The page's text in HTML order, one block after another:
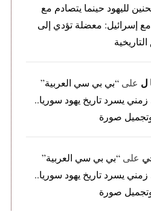
لليهود حينما يتصادم مع
إسرائيل: معضلة تؤدي إلى
على“بي بي سي العربية”
يسرد تاريخ يهود سوريا..
صورة
على“بي بي سي العربية”
يسرد تاريخ يهود سوريا..
صورة